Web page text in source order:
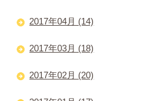
2017年04月 (14)
2017年03月 (18)
2017年02月 (20)